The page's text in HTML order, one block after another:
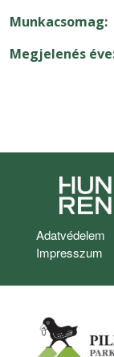
Munkacsomag
Megjelenés éve
Lábléc
Adatvédelem
Impresszum